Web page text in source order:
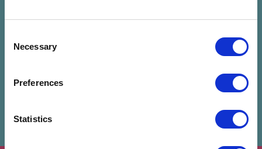
Selection
Necessary
Preferences
Statistics